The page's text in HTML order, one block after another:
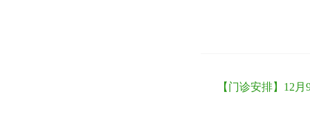
【门诊安排】12